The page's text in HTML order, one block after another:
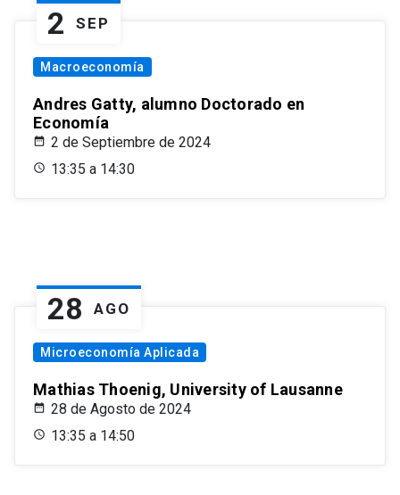
2 SEP
Macroeconomía
Andres Gatty, alumno Doctorado en
Economía
2 de Septiembre de 2024
13:35 a 14:30
28 AGO
Microeconomía Aplicada
Mathias Thoenig, University of Lausanne
28 de Agosto de 2024
13:35 a 14:50